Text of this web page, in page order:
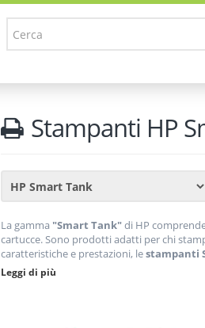
Stampanti HP
La gamma "Smart Tank"di HP
cartucce. Sono prodotti adatti per chi
caratteristiche e prestazioni, lestampanti
nel lungo periodo grazie all'acquisto dei
settembre 2019, precedentemente HP ha
Leggi di più